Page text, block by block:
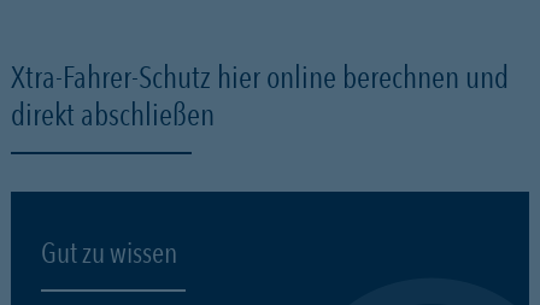
Xtra-Fahrer-Schutz hier online berechnen und
direkt abschließen
Gut zu wissen